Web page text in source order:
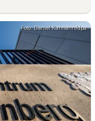
Foto: Daniel Karmann/dpa